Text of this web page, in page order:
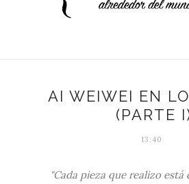
AI WEIWEI EN
(PARTE
13:40
"Cada pieza que realizo